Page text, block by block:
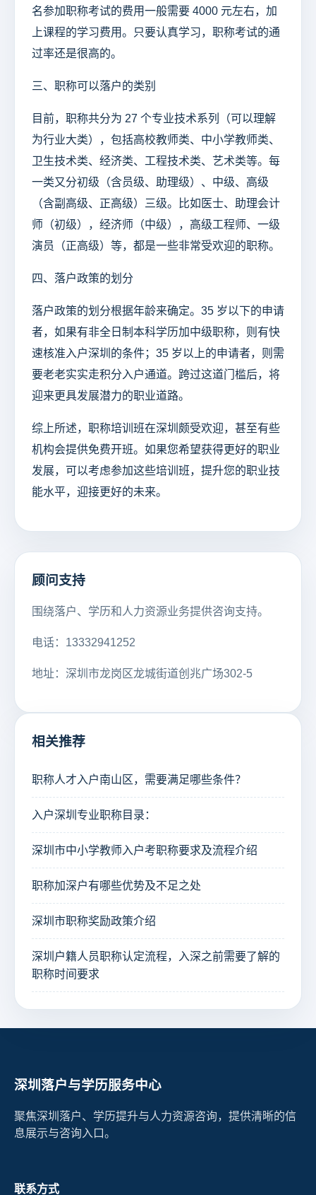
名参加职称考试的费用一般需要 4000 元左右，加
上课程的学习费用。只要认真学习，职称考试的通
过率还是很高的。
三、职称可以落户的类别
目前，职称共分为 27 个专业技术系列（可以理解
为行业大类），包括高校教师类、中小学教师类、
卫生技术类、经济类、工程技术类、艺术类等。每
一类又分初级（含员级、助理级）、中级、高级
（含副高级、正高级）三级。比如医士、助理会计
师（初级），经济师（中级），高级工程师、一级
演员（正高级）等，都是一些非常受欢迎的职称。
四、落户政策的划分
落户政策的划分根据年龄来确定。35 岁以下的申请
者，如果有非全日制本科学历加中级职称，则有快
速核准入户深圳的条件；35 岁以上的申请者，则需
要老老实实走积分入户通道。跨过这道门槛后，将
迎来更具发展潜力的职业道路。
综上所述，职称培训班在深圳颇受欢迎，甚至有些
机构会提供免费开班。如果您希望获得更好的职业
发展，可以考虑参加这些培训班，提升您的职业技
能水平，迎接更好的未来。
顾问支持
围绕落户、学历和人力资源业务提供咨询支持。
电话：13332941252
地址：深圳市龙岗区龙城街道创兆广场302-5
相关推荐
职称人才入户南山区，需要满足哪些条件？
入户深圳专业职称目录：
深圳市中小学教师入户考职称要求及流程介绍
职称加深户有哪些优势及不足之处
深圳市职称奖励政策介绍
深圳户籍人员职称认定流程，入深之前需要了解的
职称时间要求
深圳落户与学历服务中心
聚焦深圳落户、学历提升与人力资源咨询，提供清晰的信
息展示与咨询入口。
联系方式